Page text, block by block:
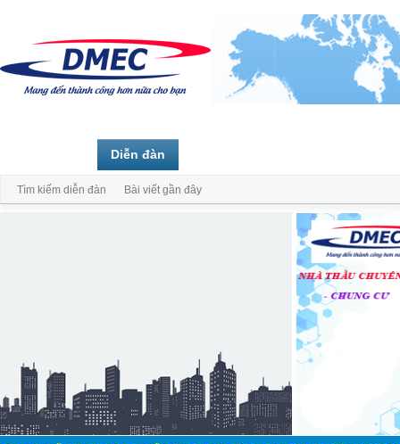
Diễn đàn
Tìm kiếm diễn đàn Bài viết gần đây